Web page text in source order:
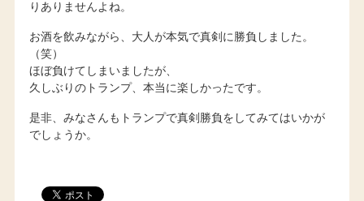
りありませんよね。
お酒を飲みながら、大人が本気で真剣に勝負しました。
（笑）
ほぼ負けてしまいましたが、
久しぶりのトランプ、本当に楽しかったです。
是非、みなさんもトランプで真剣勝負をしてみてはいかが
でしょうか。